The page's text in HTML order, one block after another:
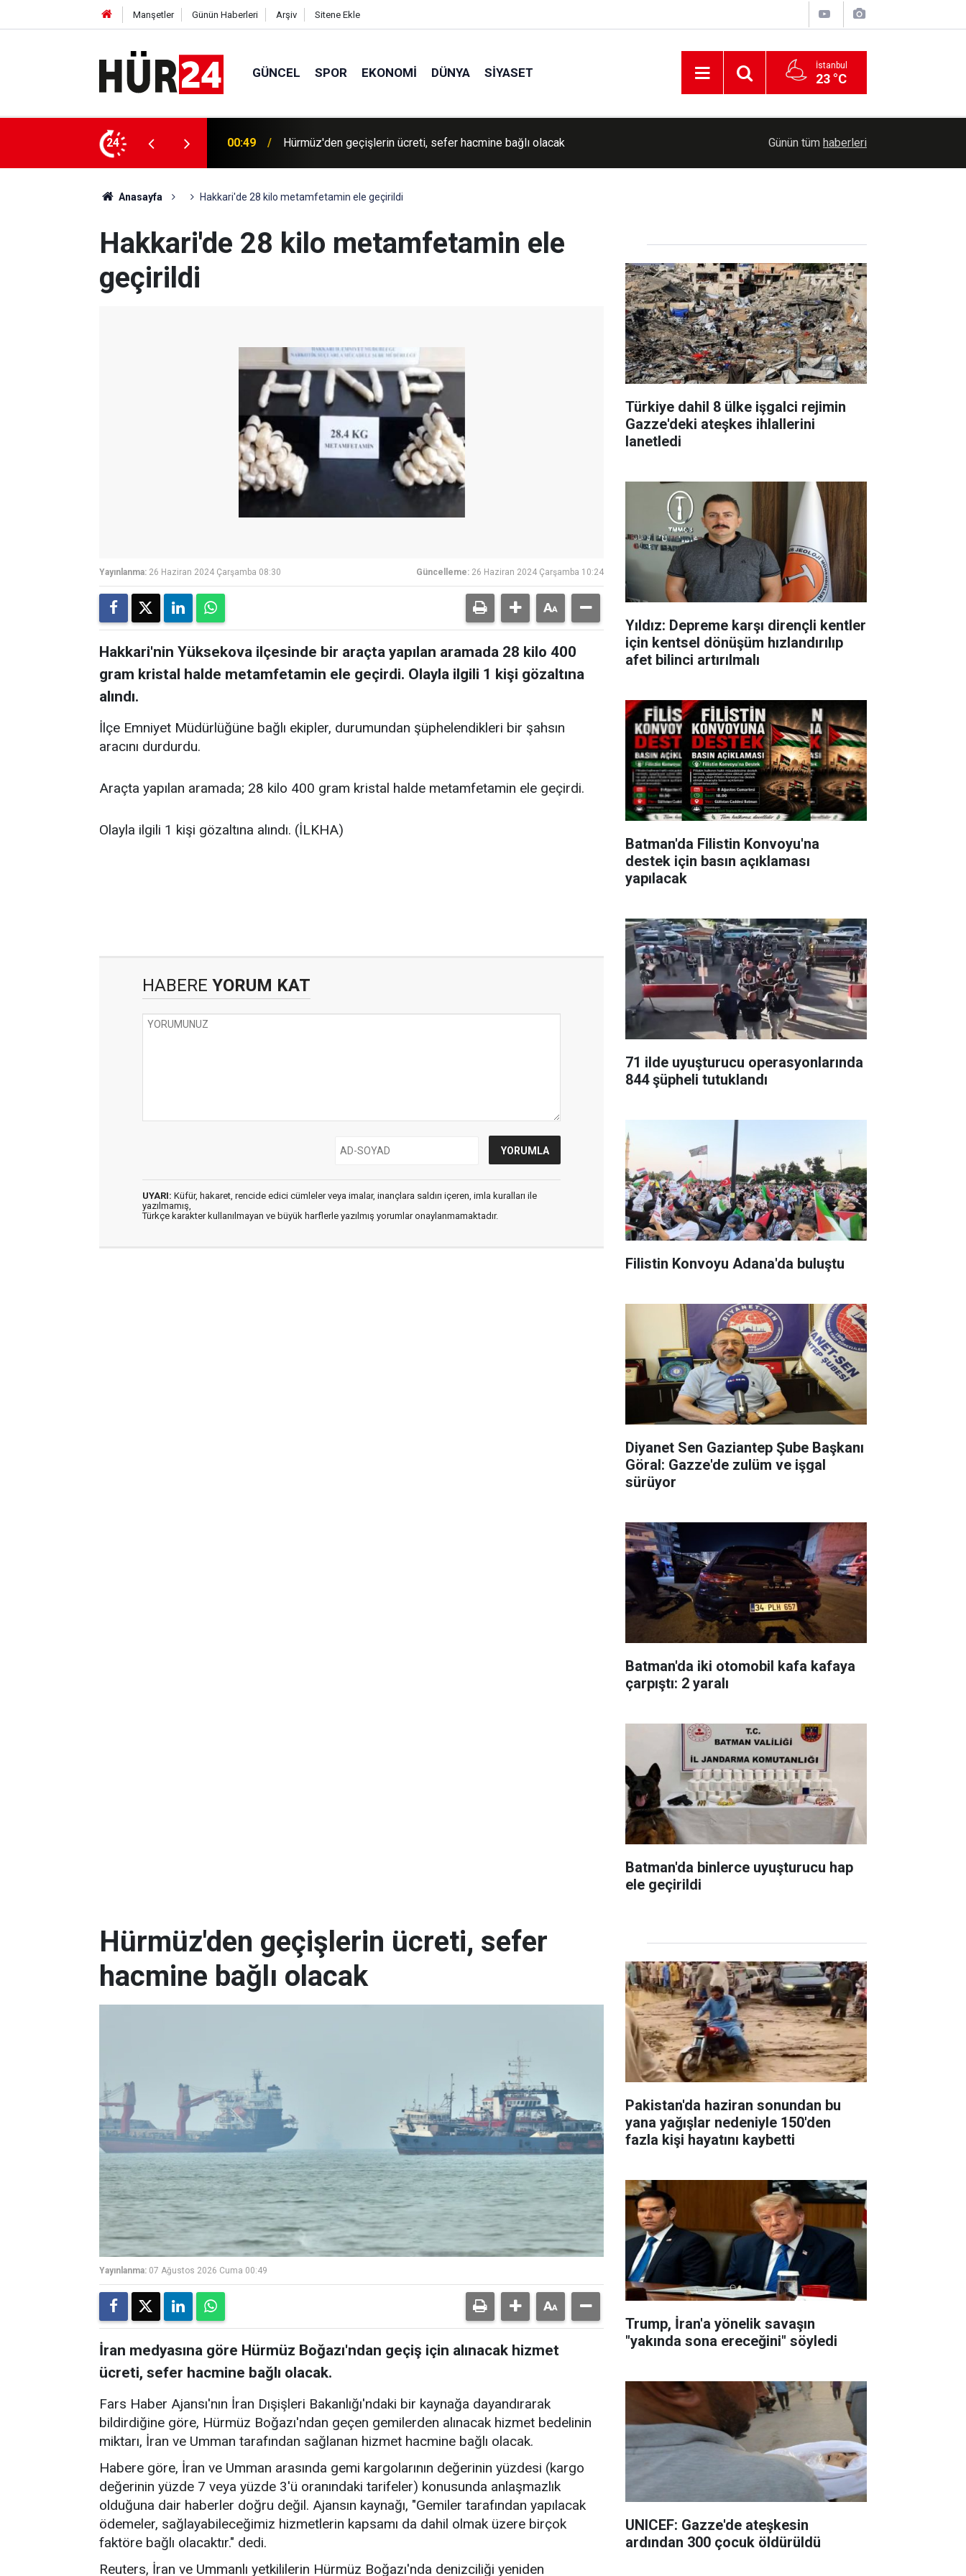
Manşetler Günün Haberleri Arşiv Sitene Ekle
GÜNCEL SPOR EKONOMI DÜNYA SIYASET İstanbul
23 °C
24
hacmine bağlı olacak 00:35 Trump, İran'a yönelik savaşın "yakında sona ereceğini" söyledi Cumhurbaşkanlığına Cevdet Yılmaz vekalet
Günün tüm haberleri
Anasayfa Hakkari'de 28 kilo metamfetamin ele geçirildi
Hakkari'de 28 kilo metamfetamin ele
geçirildi
Yayınlanma: 26 Haziran 2024 Çarşamba 08:30 Güncelleme: 26 Haziran 2024 Çarşamba 10:24
Hakkari'nin Yüksekova ilçesinde bir araçta yapılan aramada 28 kilo 400
gram kristal halde metamfetamin ele geçirdi. Olayla ilgili 1 kişi gözaltına
alındı.
İlçe Emniyet Müdürlüğüne bağlı ekipler, durumundan şüphelendikleri bir şahsın
aracını durdurdu.
Araçta yapılan aramada; 28 kilo 400 gram kristal halde metamfetamin ele geçirdi.
Olayla ilgili 1 kişi gözaltına alındı. (İLKHA)
HABERE YORUM KAT
UYARI: Küfür, hakaret, rencide edici cümleler veya imalar, inançlara saldırı içeren, imla kuralları ile
yazılmamış,
Türkçe karakter kullanılmayan ve büyük harflerle yazılmış yorumlar onaylanmamaktadır.
Türkiye dahil 8 ülke işgalci rejimin
Gazze'deki ateşkes ihlallerini
lanetledi
Yıldız: Depreme karşı dirençli kentler
için kentsel dönüşüm hızlandırılıp
afet bilinci artırılmalı
Batman'da Filistin Konvoyu'na
destek için basın açıklaması
yapılacak
71 ilde uyuşturucu operasyonlarında
844 şüpheli tutuklandı
Filistin Konvoyu Adana'da buluştu
Diyanet Sen Gaziantep Şube Başkanı
Göral: Gazze'de zulüm ve işgal
sürüyor
Batman'da iki otomobil kafa kafaya
çarpıştı: 2 yaralı
Batman'da binlerce uyuşturucu hap
ele geçirildi
Hürmüz'den geçişlerin ücreti, sefer
hacmine bağlı olacak
Yayınlanma: 07 Ağustos 2026 Cuma 00:49
İran medyasına göre Hürmüz Boğazı'ndan geçiş için alınacak hizmet
ücreti, sefer hacmine bağlı olacak.
Fars Haber Ajansı'nın İran Dışişleri Bakanlığı'ndaki bir kaynağa dayandırarak
bildirdiğine göre, Hürmüz Boğazı'ndan geçen gemilerden alınacak hizmet bedelinin
miktarı, İran ve Umman tarafından sağlanan hizmet hacmine bağlı olacak.
Habere göre, İran ve Umman arasında gemi kargolarının değerinin yüzdesi (kargo
değerinin yüzde 7 veya yüzde 3'ü oranındaki tarifeler) konusunda anlaşmazlık
olduğuna dair haberler doğru değil. Ajansın kaynağı, "Gemiler tarafından yapılacak
ödemeler, sağlayabileceğimiz hizmetlerin kapsamı da dahil olmak üzere birçok
faktöre bağlı olacaktır." dedi.
Reuters, İran ve Ummanlı yetkililerin Hürmüz Boğazı'nda denizciliği yeniden
Pakistan'da haziran sonundan bu
yana yağışlar nedeniyle 150'den
fazla kişi hayatını kaybetti
Trump, İran'a yönelik savaşın
"yakında sona ereceğini" söyledi
UNICEF: Gazze'de ateşkesin
ardından 300 çocuk öldürüldü